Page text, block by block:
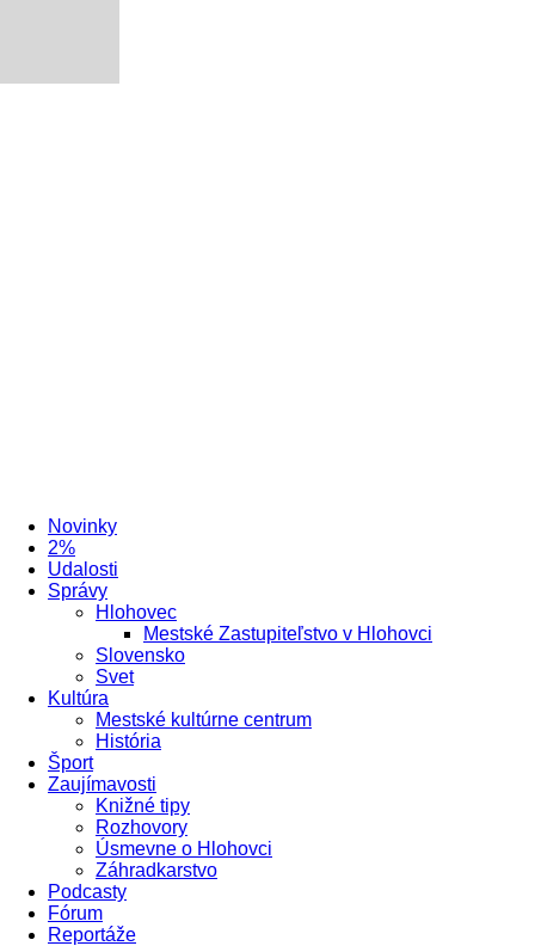
Novinky
2%
Udalosti
Správy
Hlohovec
Mestské Zastupiteľstvo v Hlohovci
Slovensko
Svet
Kultúra
Mestské kultúrne centrum
História
Šport
Zaujímavosti
Knižné tipy
Rozhovory
Úsmevne o Hlohovci
Záhradkarstvo
Podcasty
Fórum
Reportáže